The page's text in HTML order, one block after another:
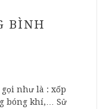
BÌNH
gọi như là : xốp
bóng khí,… Sử